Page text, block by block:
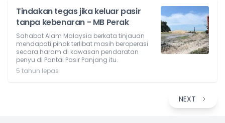
Tindakan tegas jika keluar pasir
tanpa kebenaran - MB Perak
Sahabat Alam Malaysia berkata tinjauan
mendapati pihak terlibat masih beroperasi
secara haram di kawasan pendaratan
penyu di Pantai Pasir Panjang itu.
5 tahun lepas
NEXT